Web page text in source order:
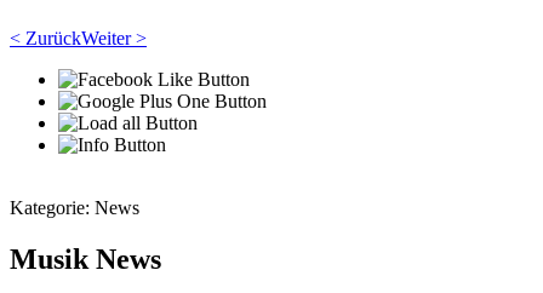
< ZurückWeiter >
Kategorie: News
Musik News